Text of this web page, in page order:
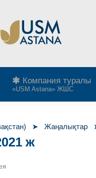
Компания туралы
«USM Astana» ЖШС
Жаңалықтар
ж